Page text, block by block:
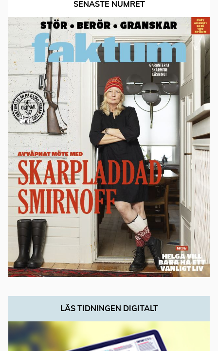
SENASTE NUMRET
LÄS TIDNINGEN DIGITALT